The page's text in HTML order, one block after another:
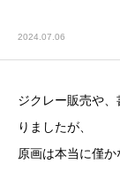
2024.07.06
ジクレー販売や
りましたが、
原画は本当に僅か